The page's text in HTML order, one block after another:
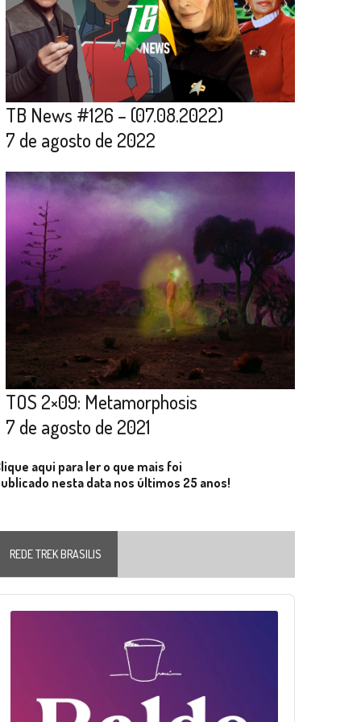
TB News #126 – (07.08.2022)
7 de agosto de 2022
TOS 2×09: Metamorphosis
7 de agosto de 2021
aqui para ler o que mais foi
nesta data nos últimos 25 anos!
REDE TREK BRASILIS
Player